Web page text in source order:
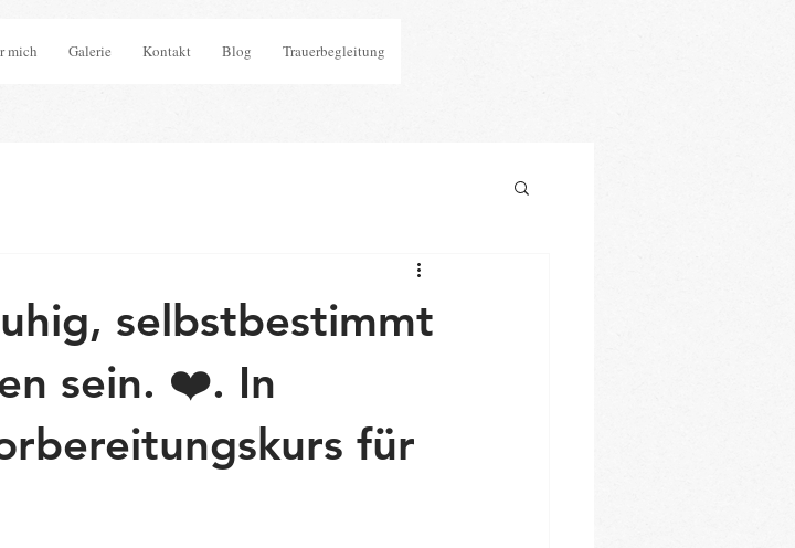
mich Galerie Kontakt Blog Trauerbegleitung
selbstbestimmt
sein. ❤️. In
für